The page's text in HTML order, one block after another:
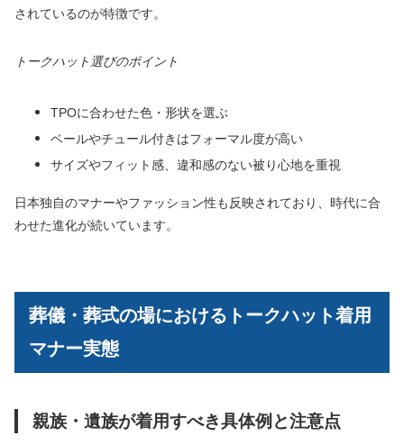
されているのが特徴です。
トークハット選びのポイント
TPOに合わせた色・形状を選ぶ
ベールやチュール付きはフォーマル度が高い
サイズやフィット感、違和感のない被り心地を重視
日本独自のマナーやファッション性も反映されており、時代に合
わせた進化が続いています。
葬儀・葬式の場におけるトークハット着用
マナー実態
親族・遺族が着用すべき具体例と注意点